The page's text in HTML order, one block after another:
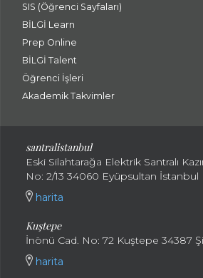
SIS (Öğrenci Sayfaları)
BİLGİ Learn
Prep Online
BİLGİ Talent
Öğrenci İşleri
Akademik Takvimler
santralistanbul
Eski Silahtarağa Elektrik Santralı
No: 2/13 34060 Eyüpsultan İstanbul
harita
Kuştepe
İnönü Cad. No: 72 Kuştepe 34387
harita